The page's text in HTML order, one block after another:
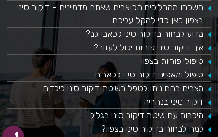
תשכחו מההליכים הכואבים שאתם מדמיינים – דיקור סיני
בצפון כאן כדי להקל עליכם
מדוע לבחור בדיקור סיני לכאבי גב?
איך דיקור סיני פוריות יכול לעזור?
טיפולי פוריות בצפון
טיפול ומאפייני דיקור סיני לכאבים
מצבים בהם ניתן לטפל בשיטת דיקור סיני לילדים
דיקור סיני בנהריה
היכרות עם שיטת דיקור סיני בגליל
למה לבחור בדיקור סיני בצפון?